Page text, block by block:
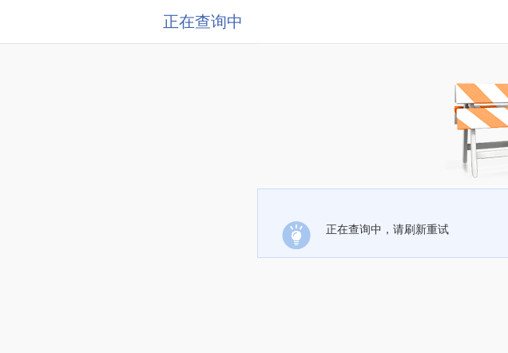
正在查询中
正在查询中，请刷新重试